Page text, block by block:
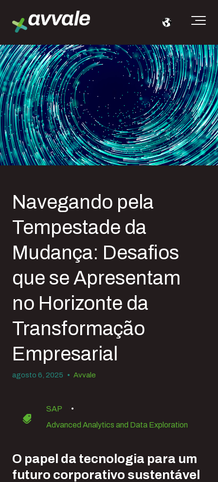
Navegando pela
Tempestade da
Mudança: Desafios
que se Apresentam
no Horizonte da
Transformação
Empresarial
agosto 6, 2025 • Avvale
SAP
•
Advanced Analytics and Data Exploration
O papel da tecnologia para um
futuro corporativo sustentável